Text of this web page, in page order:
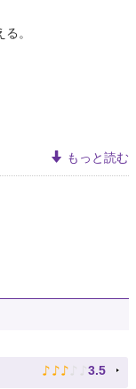
。
もっと読む
♪ ♪ ♪ ♪ ♪ 3.5